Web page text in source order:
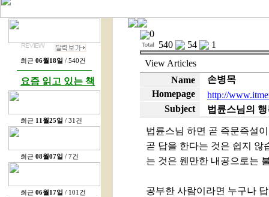
최근 06월18일 / 540건
요즘 읽고 있는 책
최근 11월25일 / 31건
최근 08월07일 / 7건
최근 06월17일 / 101건
0
540
54
1
View Articles
Name
손병목
Homepage
http://
Subject
법륜스님의
법륜스님 하면 곧 즉문즉설
곧 답을 한다는 것은 쉽지 않
는 것은 웬만한 내공으로는
공부한 사람이라면 누구나